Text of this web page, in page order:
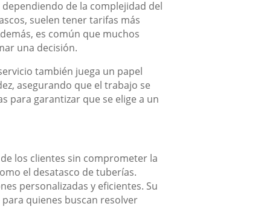
de la complejidad del
suelen tener tarifas más
es común que muchos
una decisión.
también juega un papel
asegurando que el trabajo se
para garantizar que se elige a un
los clientes sin comprometer la
el desatasco de tuberías.
personalizadas y eficientes. Su
quienes buscan resolver